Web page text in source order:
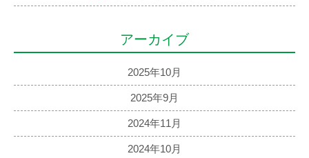
アーカイブ
2025年10月
2025年9月
2024年11月
2024年10月